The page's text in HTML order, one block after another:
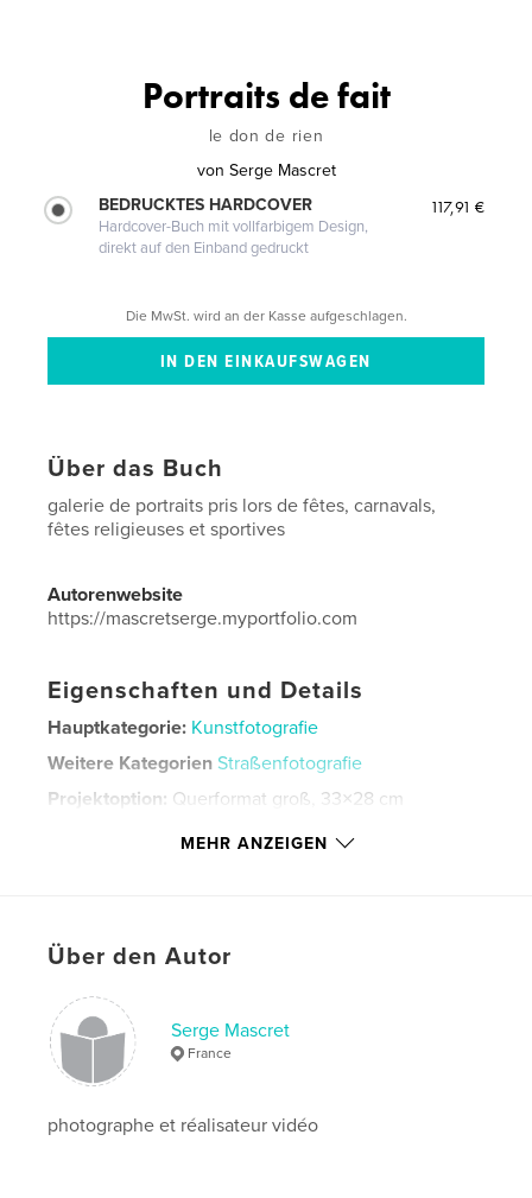
Portraits de fait
le don de rien
von Serge Mascret
BEDRUCKTES HARDCOVER
Hardcover-Buch mit vollfarbigem Design,
direkt auf den Einband gedruckt
117,91 €
Die MwSt. wird an der Kasse aufgeschlagen.
Über das Buch
galerie de portraits pris lors de fêtes, carnavals,
fêtes religieuses et sportives
Autorenwebsite
https://mascretserge.myportfolio.com
Eigenschaften und Details
Hauptkategorie: Kunstfotografie
Weitere Kategorien Straßenfotografie
Projektoption: Querformat groß, 33×28 cm
carnavals , portrait de fêtes
MEHR ANZEIGEN
Über den Autor
Serge Mascret
France
photographe et réalisateur vidéo